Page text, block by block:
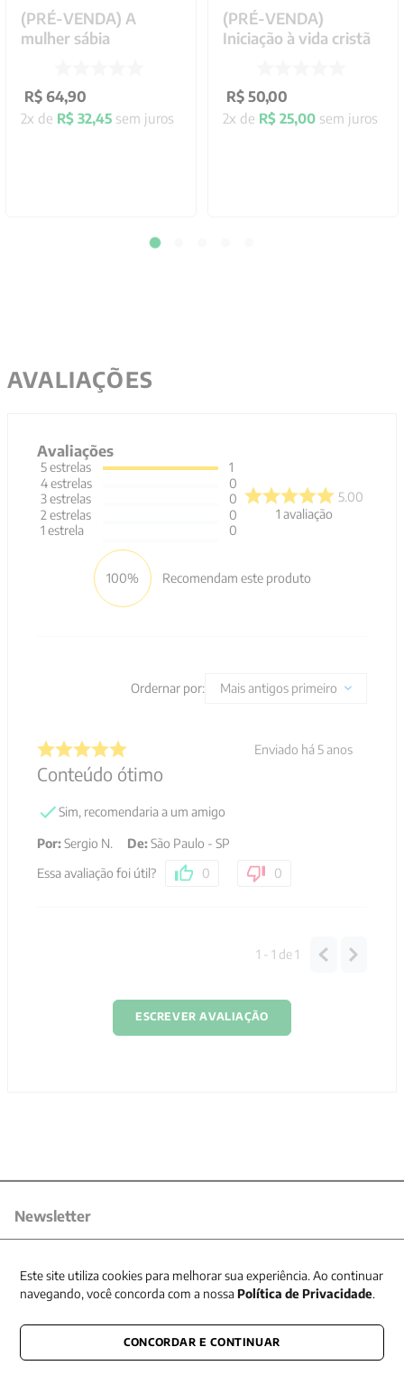
(PRÉ-VENDA) A
mulher sábia
R$ 64,90
2x de R$ 32,45 sem juros
(PRÉ-VENDA)
Iniciação à vida cristã
R$ 50,00
2x de R$ 25,00 sem juros
AVALIAÇÕES
Avaliações
5estrelas
4estrelas
3estrelas
2 estrelas
1 estrela
1
0
0
0
0
5.00
1 avaliação
100% Recomendam este produto
Ordernar por: Mais antigos primeiro
Enviado há 5 anos
Conteúdo ótimo
Sim, recomendaria a um amigo
Por:Sergio N. De:São Paulo - SP
Essa avaliação foi útil?
0 0
1 - 1 de1
ESCREVER AVALIAÇÃO
Newsletter
CONECTE-SE CONOSCO
Este site utiliza cookies para melhorar sua experiência. Ao continuar
navegando, você concorda com a nossa Política de Privacidade.
CONCORDAR E CONTINUAR